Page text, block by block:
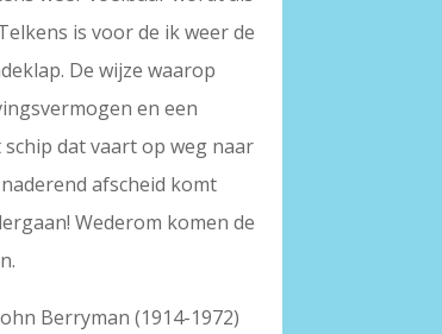
is voor de ik weer de
De wijze waarop
en een
schip dat vaart op weg naar
afscheid komt
Wederom komen de
Berryman (1914-1972)